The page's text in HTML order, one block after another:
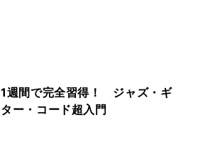
1週間で完全習得！ ジャズ・ギ
ター・コード超入門